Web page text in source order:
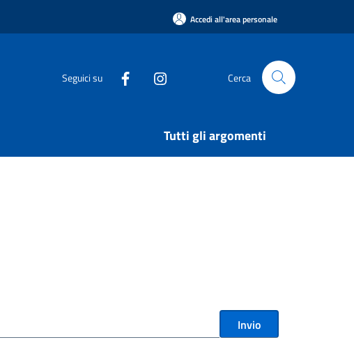
Accedi all'area personale
Seguici su Cerca
Tutti gli argomenti
Invio